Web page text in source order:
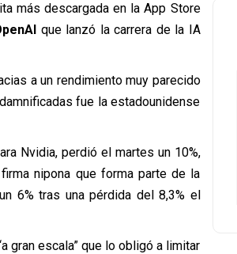
más descargada en la App Store
que lanzó la carrera de la IA
a un rendimiento muy parecido
fue la estadounidense
Nvidia, perdió el martes un 10%,
nipona que forma parte de la
6% tras una pérdida del 8,3% el
gran escala” que lo obligó a limitar